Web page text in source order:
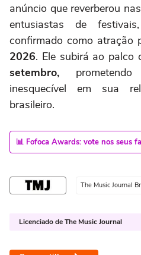
anúncio que reverberou
entusiastas de
confirmado como atração
2026. Ele subirá ao palco
setembro,
inesquecível em sua
brasileiro.
📊 Fofoca Awards: vote nos seus
The Music Journal
Licenciado de The Music Journal